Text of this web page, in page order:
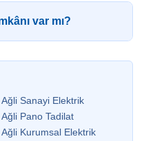
var mı?
Ağli Sanayi Elektrik
Ağli Pano Tadilat
Ağli Kurumsal Elektrik